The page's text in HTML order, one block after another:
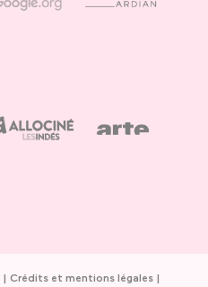
Crédits et mentions légales